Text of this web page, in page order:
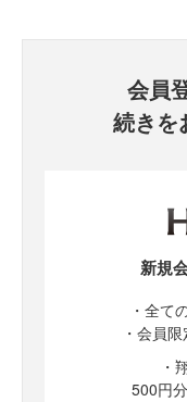
会員
続きを
新規
・全て
・会員
・
500円